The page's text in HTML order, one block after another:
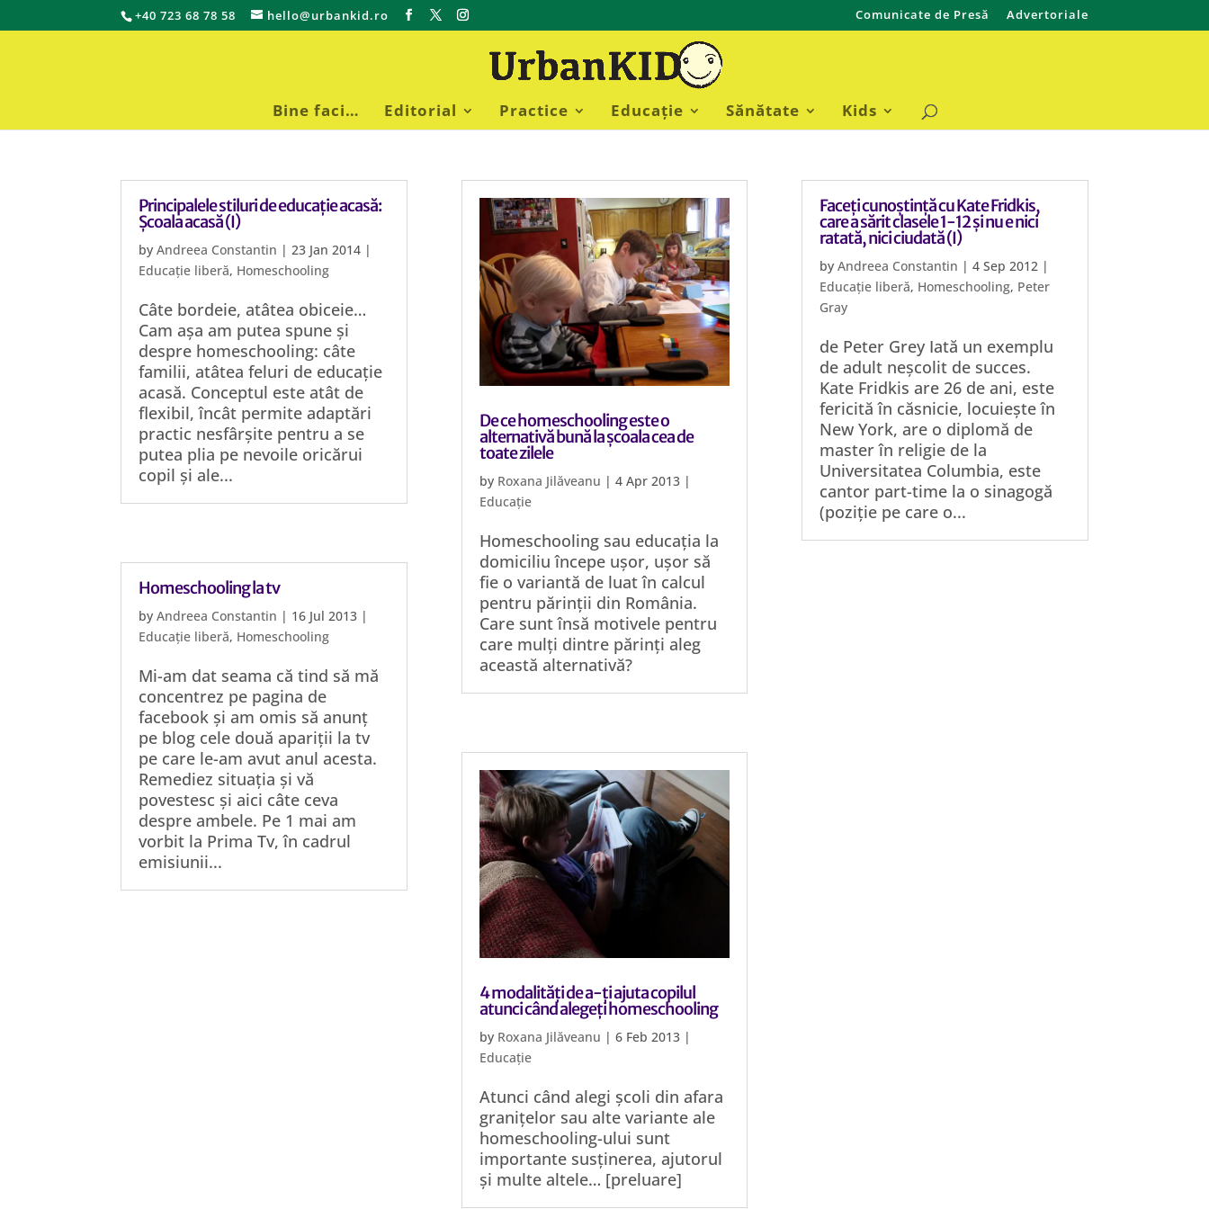
+40 723 68 78 58 hello@urbankid.ro Comunicate de Presă Advertoriale
Bine faci… Editorial Practice Educație Sănătate Kids
Principalele stiluri de educație acasă:
Școala acasă (I)
byAndreea Constantin |23 Jan 2014 |
Educație liberă, Homeschooling
Câte bordeie, atâtea obiceie…
Cam așa am putea spune și
despre homeschooling: câte
familii, atâtea feluri de educație
acasă. Conceptul este atât de
flexibil, încât permite adaptări
practic nesfârșite pentru a se
putea plia pe nevoile oricărui
copil și ale...
Homeschooling la tv
byAndreea Constantin | 16 Jul 2013 |
Educație liberă, Homeschooling
Mi-am dat seama că tind să mă
concentrez pe pagina de
facebook și am omis să anunț
pe blog cele două apariții la tv
pe care le-am avut anul acesta.
Remediez situația și vă
povestesc și aici câte ceva
despre ambele. Pe 1 mai am
vorbit la Prima Tv, în cadrul
emisiunii...
De ce homeschooling este o
alternativă bună la școala cea de
toate zilele
by Roxana Jilăveanu | 4 Apr 2013|
Educație
Homeschooling sau educația la
domiciliu începe ușor, ușor să
fie o variantă de luat în calcul
pentru părinții din România.
Care sunt însă motivele pentru
care mulți dintre părinți aleg
această alternativă?
4 modalități de a-ți ajuta copilul
atunci când alegeți homeschooling
by Roxana Jilăveanu | 6 Feb 2013|
Educație
Atunci când alegi școli din afara
granițelor sau alte variante ale
homeschooling-ului sunt
importante susținerea, ajutorul
și multe altele… [preluare]
Faceți cunoștință cu Kate Fridkis,
care a sărit clasele 1-12 și nu e nici
ratată, nici ciudată (I)
byAndreea Constantin |4 Sep 2012 |
Educație liberă, Homeschooling, Peter
Gray
de Peter Grey Iată un exemplu
de adult neșcolit de succes.
Kate Fridkis are 26 de ani, este
fericită în căsnicie, locuiește în
New York, are o diplomă de
master în religie de la
Universitatea Columbia, este
cantor part-time la o sinagogă
(poziție pe care o...